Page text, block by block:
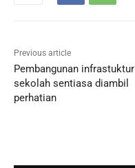
Previous article
Pembangunan infrastuktur
sekolah sentiasa diambil
perhatian